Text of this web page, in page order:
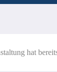
hat